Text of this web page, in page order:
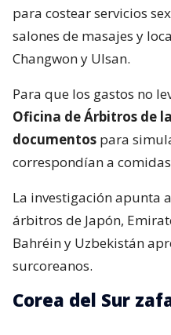
para costear servicios
salones de masajes y
Changwon y Ulsan.
Para que los gastos no
Oficina de Árbitros de
documentos para
correspondían a
La investigación apunta
árbitros de Japón,
Bahréin y Uzbekistán
surcoreanos.
Corea del Sur